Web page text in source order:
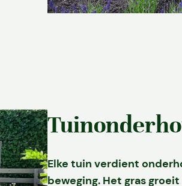
Projecten
VacaturesElke tuin verdient
beweging. Het gras